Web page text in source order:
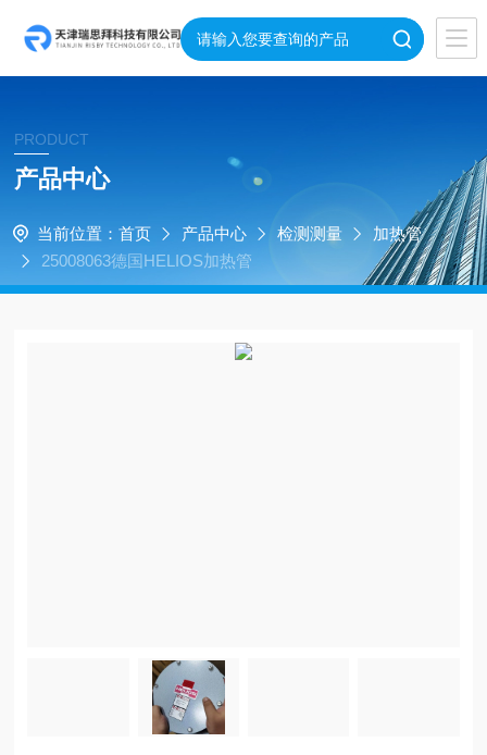
PRODUCT
产品中心
当前位置： 首页 产品中心 检测测量
加热管
25008063德国HELIOS加热管